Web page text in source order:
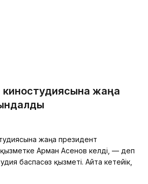
киностудиясына жаңа
жаңа президент
Арман Асенов келді, — деп
баспасөз қызметі. Айта кетейік,